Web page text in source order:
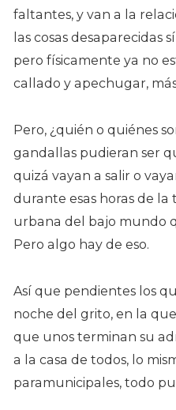
faltantes, y van a la
las cosas
pero físicamente ya no
callado y apechugar,
Pero, ¿quién o quiénes
gandallas pudieran ser
quizá vayan a salir o
durante esas horas de la
urbana del bajo mundo
Pero algo hay de eso.
Así que pendientes los
noche del grito, en la
que unos terminan su
a la casa de todos, lo
paramunicipales, todo